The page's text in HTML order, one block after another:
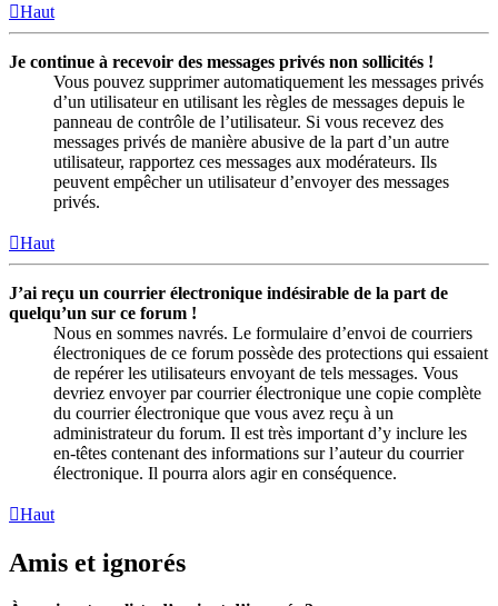
Haut
Je continue à recevoir des messages privés non sollicités !
Vous pouvez supprimer automatiquement les messages privés
d’un utilisateur en utilisant les règles de messages depuis le
panneau de contrôle de l’utilisateur. Si vous recevez des
messages privés de manière abusive de la part d’un autre
utilisateur, rapportez ces messages aux modérateurs. Ils
peuvent empêcher un utilisateur d’envoyer des messages
privés.
Haut
J’ai reçu un courrier électronique indésirable de la part de
quelqu’un sur ce forum !
Nous en sommes navrés. Le formulaire d’envoi de courriers
électroniques de ce forum possède des protections qui essaient
de repérer les utilisateurs envoyant de tels messages. Vous
devriez envoyer par courrier électronique une copie complète
du courrier électronique que vous avez reçu à un
administrateur du forum. Il est très important d’y inclure les
en-têtes contenant des informations sur l’auteur du courrier
électronique. Il pourra alors agir en conséquence.
Haut
Amis et ignorés